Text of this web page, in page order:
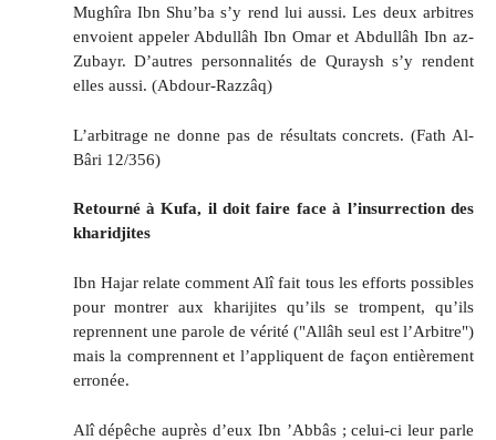
Mughîra Ibn Shu’ba s’y rend lui aussi. Les deux arbitres
envoient appeler Abdullâh Ibn Omar et Abdullâh Ibn az-
Zubayr. D’autres personnalités de Quraysh s’y rendent
elles aussi. (Abdour-Razzâq)
L’arbitrage ne donne pas de résultats concrets. (Fath Al-
Bâri 12/356)
Retourné à Kufa, il doit faire face à l’insurrection des
kharidjites
Ibn Hajar relate comment Alî fait tous les efforts possibles
pour montrer aux kharijites qu’ils se trompent, qu’ils
reprennent une parole de vérité ("Allâh seul est l’Arbitre")
mais la comprennent et l’appliquent de façon entièrement
erronée.
Alî dépêche auprès d’eux Ibn ’Abbâs ; celui-ci leur parle